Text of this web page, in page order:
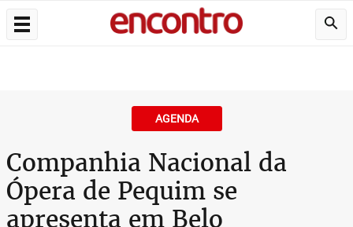
AGENDA
Companhia Nacional da
Ópera de Pequim se
apresenta em Belo